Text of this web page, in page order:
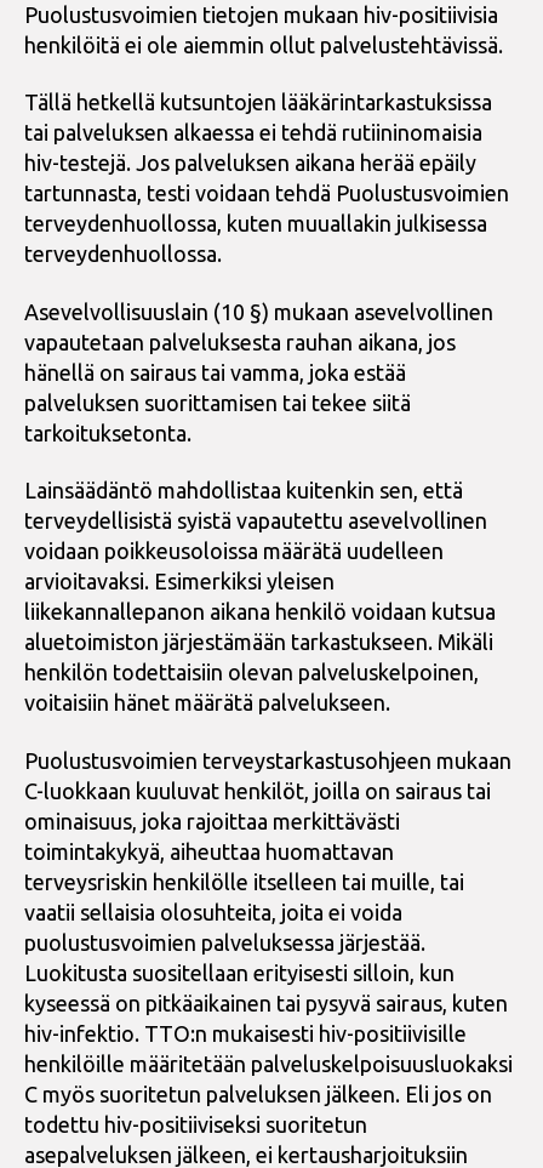
Puolustusvoimien tietojen mukaan hiv-positiivisia
henkilöitä ei ole aiemmin ollut palvelustehtävissä.
Tällä hetkellä kutsuntojen lääkärintarkastuksissa
tai palveluksen alkaessa ei tehdä rutiininomaisia
hiv-testejä. Jos palveluksen aikana herää epäily
tartunnasta, testi voidaan tehdä Puolustusvoimien
terveydenhuollossa, kuten muuallakin julkisessa
terveydenhuollossa.
Asevelvollisuuslain (10 §) mukaan asevelvollinen
vapautetaan palveluksesta rauhan aikana, jos
hänellä on sairaus tai vamma, joka estää
palveluksen suorittamisen tai tekee siitä
tarkoituksetonta.
Lainsäädäntö mahdollistaa kuitenkin sen, että
terveydellisistä syistä vapautettu asevelvollinen
voidaan poikkeusoloissa määrätä uudelleen
arvioitavaksi. Esimerkiksi yleisen
liikekannallepanon aikana henkilö voidaan kutsua
aluetoimiston järjestämään tarkastukseen. Mikäli
henkilön todettaisiin olevan palveluskelpoinen,
voitaisiin hänet määrätä palvelukseen.
Puolustusvoimien terveystarkastusohjeen mukaan
C-luokkaan kuuluvat henkilöt, joilla on sairaus tai
ominaisuus, joka rajoittaa merkittävästi
toimintakykyä, aiheuttaa huomattavan
terveysriskin henkilölle itselleen tai muille, tai
vaatii sellaisia olosuhteita, joita ei voida
puolustusvoimien palveluksessa järjestää.
Luokitusta suositellaan erityisesti silloin, kun
kyseessä on pitkäaikainen tai pysyvä sairaus, kuten
hiv-infektio. TTO:n mukaisesti hiv-positiivisille
henkilöille määritetään palveluskelpoisuusluokaksi
C myös suoritetun palveluksen jälkeen. Eli jos on
todettu hiv-positiiviseksi suoritetun
asepalveluksen jälkeen, ei kertausharjoituksiin